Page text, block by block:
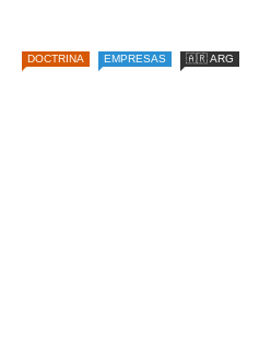
DOCTRINA EMPRESAS 🇦🇷 ARG